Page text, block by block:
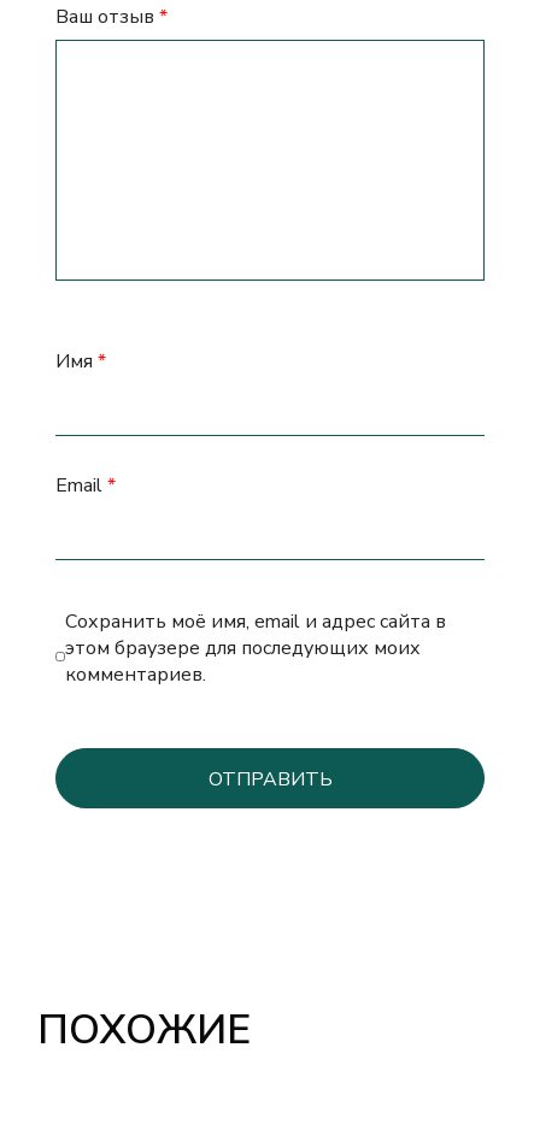
Ваш отзыв *
Имя *
Email*
Сохранить моё имя, email и адрес сайта в
этом браузере для последующих моих
комментариев.
ПОХОЖИЕ